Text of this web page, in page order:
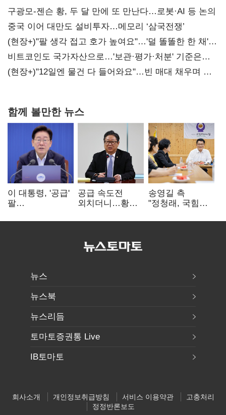
구광모-젠슨 황, 두 달 만에 또 만난다…로봇·AI 등 논의
중국 이어 대만도 설비투자…메모리 ‘삼국전쟁’
(현장+)"팔 생각 접고 호가 높여요"…'덜 똘똘한 한 채'
20억 키맞추기
비트코인도 국가자산으로…'보관·평가·처분' 기준은
숙제
(현장+)"12일엔 물건 다 들어와요"…빈 매대 채우며 문
함께 볼만한 뉴스
이 대통령, '공급'
팔
여 내부선
공급 속도전
외치더니…황희,
리모델링' 제안
송영길 측
"정청래, 국힘
민주당 대표로
뉴스
뉴스북
뉴스리듬
토마토증권통 Live
IB토마토
회사소개 개인정보취급방침 서비스 이용약관
고충처리
정정반론보도